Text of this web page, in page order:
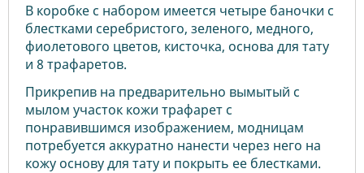
В коробке с набором имеется четыре баночки с
блестками серебристого, зеленого, медного,
фиолетового цветов, кисточка, основа для тату
и 8 трафаретов.
Прикрепив на предварительно вымытый с
мылом участок кожи трафарет с
понравившимся изображением, модницам
потребуется аккуратно нанести через него на
кожу основу для тату и покрыть ее блестками.